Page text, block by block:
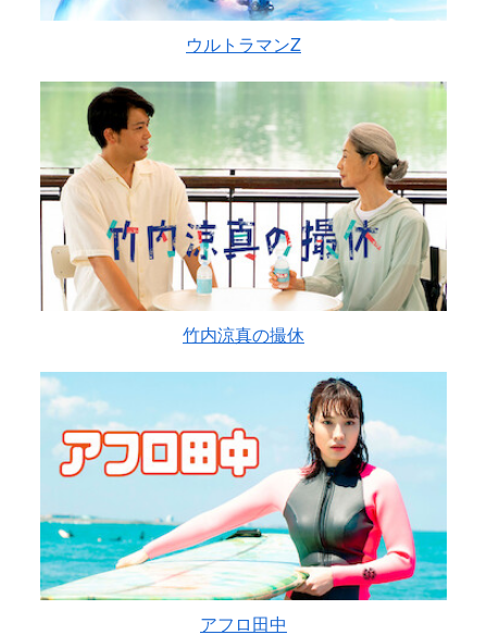
ウルトラマンZ
竹内涼真の撮休
アフロ田中